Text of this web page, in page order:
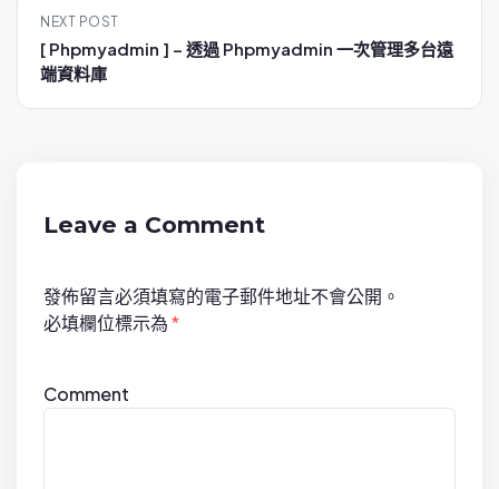
g
NEXT POST
[ Phpmyadmin ] – 透過 Phpmyadmin 一次管理多台遠
端資料庫
Leave a Comment
發佈留言必須填寫的電子郵件地址不會公開。
必填欄位標示為*
Comment